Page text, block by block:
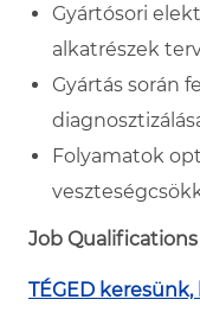
Gyártósori
alkatrészek
Gyártás során
Folyamatok
Job Qualifications
TÉGED keresünk,